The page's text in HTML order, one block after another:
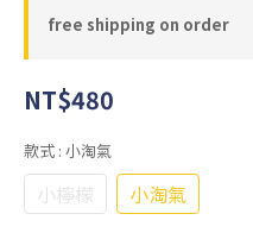
free shipping on order
NT$480
款式 : 小淘氣
小檸檬 小淘氣